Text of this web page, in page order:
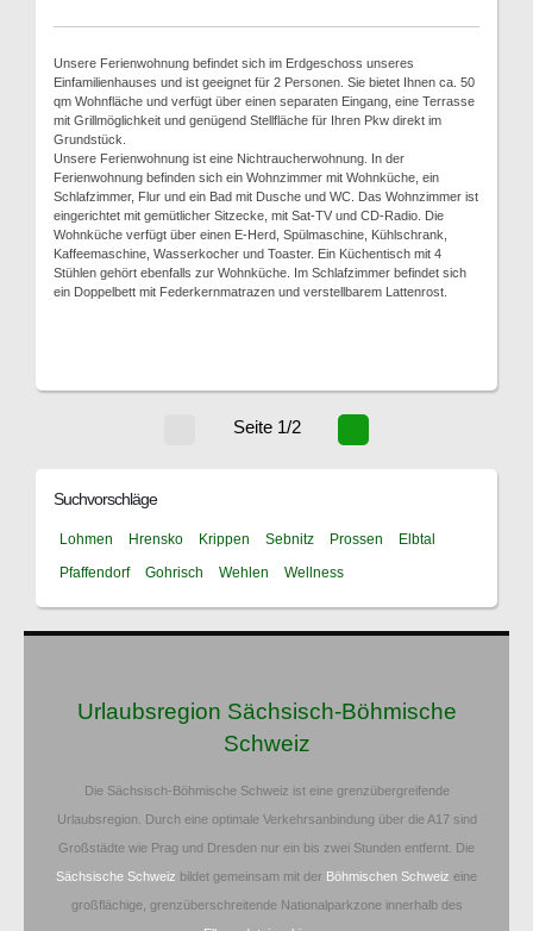
Unsere Ferienwohnung befindet sich im Erdgeschoss unseres
Einfamilienhauses und ist geeignet für 2 Personen. Sie bietet Ihnen ca. 50
qm Wohnfläche und verfügt über einen separaten Eingang, eine Terrasse
mit Grillmöglichkeit und genügend Stellfläche für Ihren Pkw direkt im
Grundstück.
Unsere Ferienwohnung ist eine Nichtraucherwohnung. In der
Ferienwohnung befinden sich ein Wohnzimmer mit Wohnküche, ein
Schlafzimmer, Flur und ein Bad mit Dusche und WC. Das Wohnzimmer ist
eingerichtet mit gemütlicher Sitzecke, mit Sat-TV und CD-Radio. Die
Wohnküche verfügt über einen E-Herd, Spülmaschine, Kühlschrank,
Kaffeemaschine, Wasserkocher und Toaster. Ein Küchentisch mit 4
Stühlen gehört ebenfalls zur Wohnküche. Im Schlafzimmer befindet sich
ein Doppelbett mit Federkernmatrazen und verstellbarem Lattenrost.
Seite 1/2
Suchvorschläge
Lohmen Hrensko Krippen Sebnitz Prossen
Elbtal
Pfaffendorf
Gohrisch Wehlen Wellness
Urlaubsregion Sächsisch-Böhmische
Schweiz
Die Sächsisch-Böhmische Schweiz ist eine grenzübergreifende
Urlaubsregion. Durch eine optimale Verkehrsanbindung über die A17 sind
Großstädte wie Prag und Dresden nur ein bis zwei Stunden entfernt. Die
Sächsische Schweiz bildet gemeinsam mit der Böhmischen Schweiz eine
großflächige, grenzüberschreitende Nationalparkzone innerhalb des